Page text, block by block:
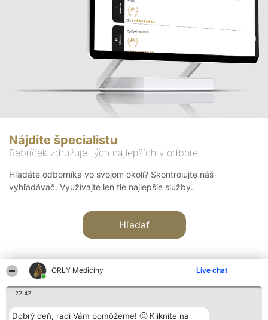
ORLY Medicíny Live chat
22:42
Dobrý deň, radi Vám pomôžeme! 🙂 Kliknite na
Nájdite špecialistu
Rebríček združuje tých najlepších v odbore
Hľadáte odborníka vo svojom okolí? Skontrolujte náš
vyhľadávač. Využívajte len tie najlepšie služby.
Hľadať
Organizátor hodnotenia Hodnotenie Kontakt